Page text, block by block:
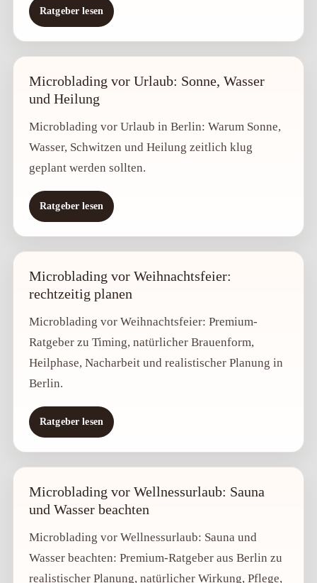
Ratgeber lesen
Microblading vor Urlaub: Sonne, Wasser
und Heilung
Microblading vor Urlaub in Berlin: Warum Sonne,
Wasser, Schwitzen und Heilung zeitlich klug
geplant werden sollten.
Ratgeber lesen
Microblading vor Weihnachtsfeier:
rechtzeitig planen
Microblading vor Weihnachtsfeier: Premium-
Ratgeber zu Timing, natürlicher Brauenform,
Heilphase, Nacharbeit und realistischer Planung in
Berlin.
Ratgeber lesen
Microblading vor Wellnessurlaub: Sauna
und Wasser beachten
Microblading vor Wellnessurlaub: Sauna und
Wasser beachten: Premium-Ratgeber aus Berlin zu
realistischer Planung, natürlicher Wirkung, Pflege,